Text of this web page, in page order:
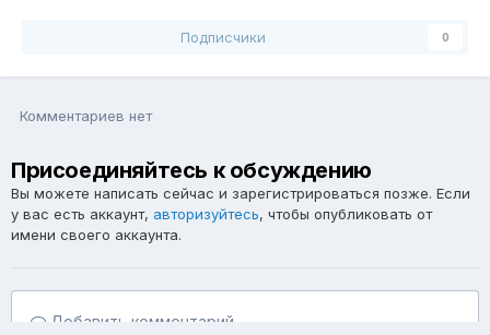
Подписчики 0
Комментариев нет
Присоединяйтесь к обсуждению
Вы можете написать сейчас и зарегистрироваться позже. Если
у вас есть аккаунт, авторизуйтесь, чтобы опубликовать от
имени своего аккаунта.
Добавить комментарий...